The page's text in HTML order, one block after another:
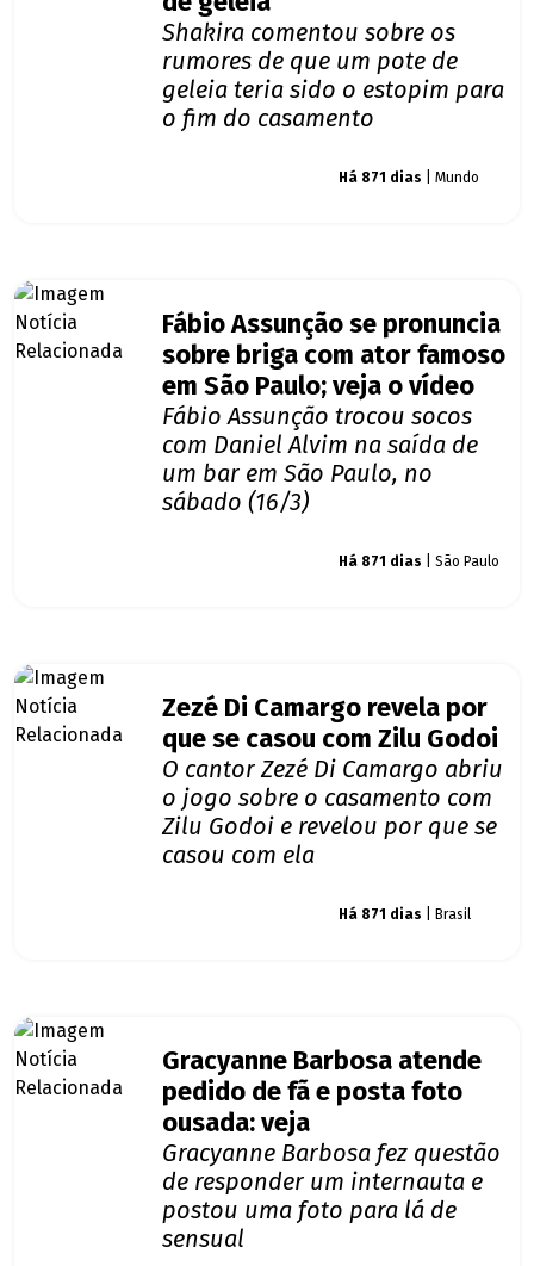
Shakira comentou sobre os
rumores de que um pote de
geleia teria sido o estopim para
o fim do casamento
Há 871 dias | Mundo
Fábio Assunção se pronuncia
sobre briga com ator famoso
em São Paulo; veja o vídeo
Fábio Assunção trocou socos
com Daniel Alvim na saída de
um bar em São Paulo, no
sábado (16/3)
Há 871 dias | São Paulo
Zezé Di Camargo revela por
que se casou com Zilu Godoi
O cantor Zezé Di Camargo abriu
o jogo sobre o casamento com
Zilu Godoi e revelou por que se
casou com ela
Há 871 dias | Brasil
Gracyanne Barbosa atende
pedido de fã e posta foto
ousada: veja
Gracyanne Barbosa fez questão
de responder um internauta e
postou uma foto para lá de
sensual